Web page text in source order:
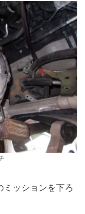
ミッションを下ろ